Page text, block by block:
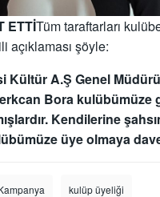
ETTİTüm taraftarları
açıklaması şöyle:
A.Ş Genel
Bora
Kendilerine
üye olmaya
kulüp üyeliği